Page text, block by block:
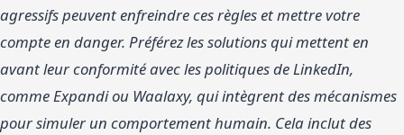
agressifs peuvent enfreindre ces règles et mettre votre
compte en danger. Préférez les solutions qui mettent en
avant leur conformité avec les politiques de LinkedIn,
comme Expandi ou Waalaxy, qui intègrent des mécanismes
pour simuler un comportement humain. Cela inclut des